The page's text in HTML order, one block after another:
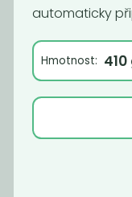
loupané
250Kč/ Kg
automaticky
Hmotnost: